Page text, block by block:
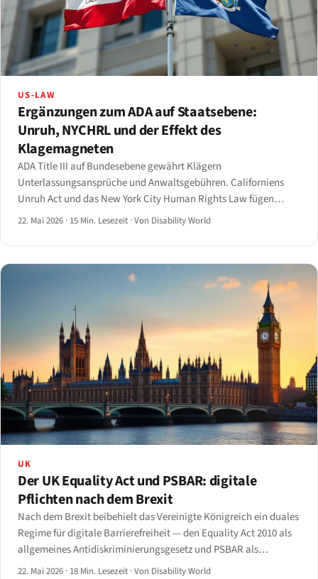
US-LAW
Ergänzungen zum ADA auf Staatsebene:
Unruh, NYCHRL und der Effekt des
Klagemagneten
ADA Title III auf Bundesebene gewährt Klägern
Unterlassungsansprüche und Anwaltsgebühren. Californiens
Unruh Act und das New York City Human Rights Law fügen
Schadensersatzansprüche pro Verstoß hinzu — das erklärt,
Barrierefreiheit anziehen.
22. Mai 2026 · 15 Min. Lesezeit ·Von Disability World
UK
Der UK Equality Act und PSBAR: digitale
Pflichten nach dem Brexit
Nach dem Brexit beibehielt das Vereinigte Königreich ein duales
Regime für digitale Barrierefreiheit — den Equality Act 2010 als
allgemeines Antidiskriminierungsgesetz und PSBAR als
Sektorvorschrift, die die EU-Richtlinie über barrierefreien
22. Mai 2026 · 18 Min. Lesezeit ·Von Disability World